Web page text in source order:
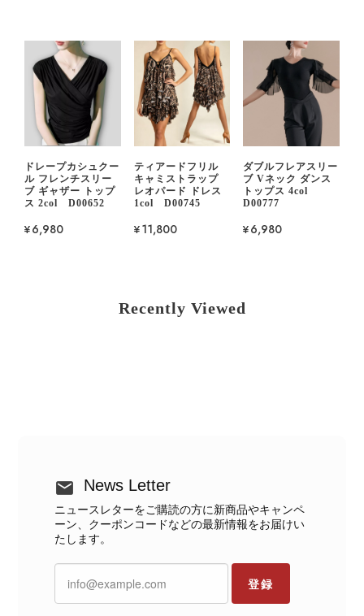
ドレープカシュクー
ル フレンチスリー
ブ ギャザー トップ
ス 2col D00652
¥6,980
ティアードフリル
キャミストラップ
レオパード ドレス
1col D00745
¥11,800
ダブルフレアスリー
ブ Vネック ダンス
トップス 4col
D00777
¥6,980
Recently Viewed
News Letter
ニュースレターをご購読の方に新商品やキャンペ
ーン、クーポンコードなどの最新情報をお届けい
たします。
登録